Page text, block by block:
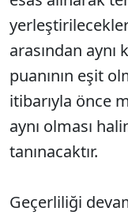
arasından
puanının eşit
itibarıyla önce
aynı olması
tanınacaktır.
Geçerliliği